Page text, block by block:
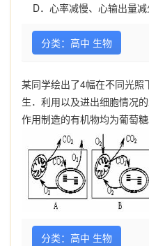
D．心率减慢、心输出量
分类：高中 生物
某同学绘出了4幅在不同光照
生．利用以及进出细胞情况
作用制造的有机物均为葡萄
分类：高中 生物